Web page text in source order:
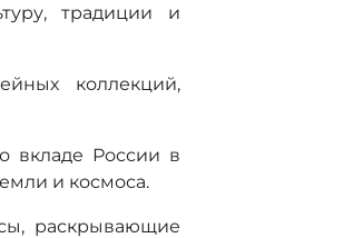
традиции и
коллекций,
вкладе России в
и космоса.
раскрывающие